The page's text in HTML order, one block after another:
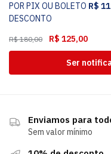
POR PIX OU BOLETO R$
DESCONTO
R$180,00 R$ 125,00
Ser
Enviamos para
Sem valor mínimo